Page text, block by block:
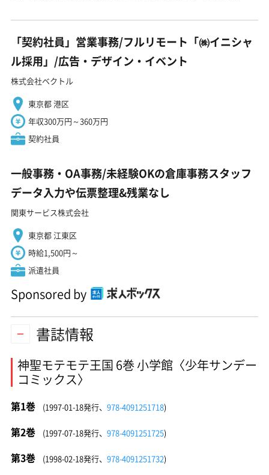
「契約社員」営業事務/フルリモート「㈱イニシャ
ル採用」/広告・デザイン・イベント
株式会社ベクトル
東京都 港区
年収300万円～360万円
契約社員
一般事務・OA事務/未経験OKの倉庫事務スタッフ
データ入力や伝票整理&残業なし
関東サービス株式会社
東京都 江東区
時給1,500円～
派遣社員
Sponsored by
書誌情報
神聖モテモテ王国 6巻 小学館〈少年サンデー
コミックス〉
第1巻 (1997-01-18発行、 978-4091251718)
第2巻 (1997-07-18発行、 978-4091251725)
第3巻 (1998-02-18発行、 978-4091251732)